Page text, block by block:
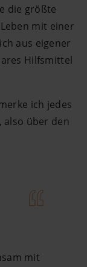
die größte
mit einer
aus eigener
Hilfsmittel
ich jedes
also über den
mit